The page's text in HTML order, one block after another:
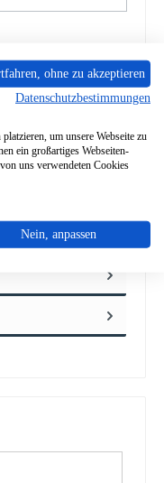
Sofern wir…
ohne zu akzeptieren
Datenschutzbestimmungen
um unsere Webseite zu
ein großartiges Webseiten-
uns verwendeten Cookies
Nein, anpassen